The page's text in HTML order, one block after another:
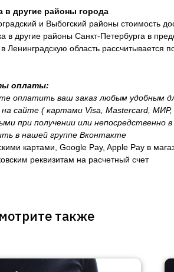
в другие районы города
и Выбогский районы стоимость
в другие районы Санкт-Петербурга в
Ленинградскую область рассчитывается
оплаты:
оплатить ваш заказ любым удобным
на сайте ( картами Visa, Mastercard,
при получении или непосредственно
в нашей группе Вконтакте
картами, Google Pay, Apple Pay в
реквизитам на расчетный счет
также